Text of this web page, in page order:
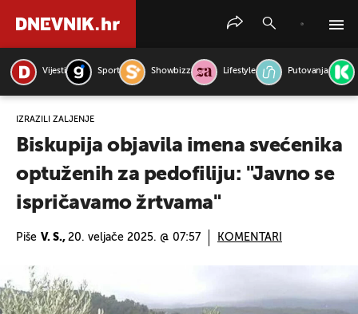
Vijesti Sport Showbizz Lifestyle Putovanja
IZRAZILI ŽALJENJE
Biskupija objavila imena svećenika
optuženih za pedofiliju: "Javno se
ispričavamo žrtvama"
Piše V. S., 20. veljače 2025. @ 07:57 KOMENTARI
PRETRAŽITE VIJESTI